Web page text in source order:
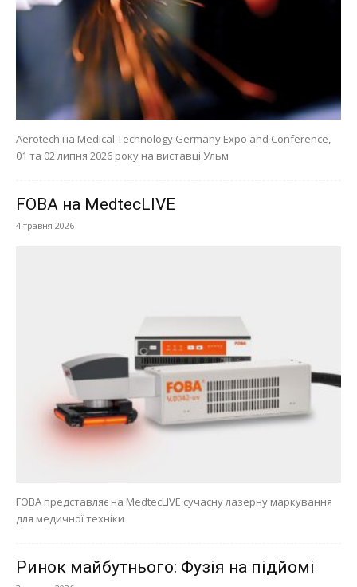
Aerotech на Medical Technology Germany Expo and Conference,
01 та 02 липня 2026 року на виставці Ульм
FOBA на MedtecLIVE
4 травня 2026
FOBA представляє на MedtecLIVE сучасну лазерну маркування
для медичної техніки
Ринок майбутнього: Фузія на підйомі